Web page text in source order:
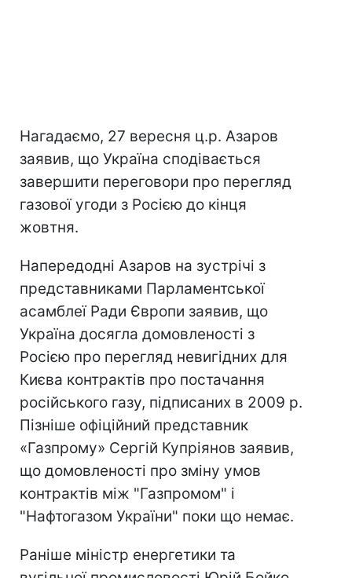
Нагадаємо, 27 вересня ц.р. Азаров
заявив, що Україна сподівається
завершити переговори про перегляд
газової угоди з Росією до кінця
жовтня.
Напередодні Азаров на зустрічі з
представниками Парламентської
асамблеї Ради Європи заявив, що
Україна досягла домовленості з
Росією про перегляд невигідних для
Києва контрактів про постачання
російського газу, підписаних в 2009 р.
Пізніше офіційний представник
«Газпрому» Сергій Купріянов заявив,
що домовленості про зміну умов
контрактів між "Газпромом" і
"Нафтогазом України" поки що немає.
Раніше міністр енергетики та